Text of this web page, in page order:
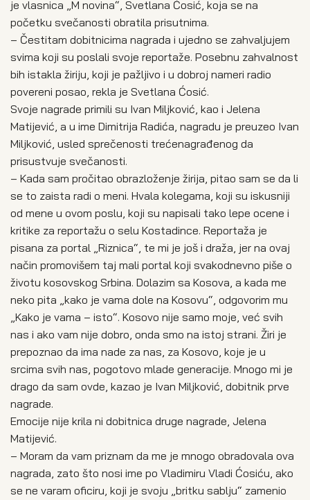
je vlasnica „M novina“, Svetlana Ćosić, koja se na
početku svečanosti obratila prisutnima.
– Čestitam dobitnicima nagrada i ujedno se zahvaljujem
svima koji su poslali svoje reportaže. Posebnu zahvalnost
bih istakla žiriju, koji je pažljivo i u dobroj nameri radio
povereni posao, rekla je Svetlana Ćosić.
Svoje nagrade primili su Ivan Miljković, kao i Jelena
Matijević, a u ime Dimitrija Radića, nagradu je preuzeo Ivan
Miljković, usled sprečenosti trećenagrađenog da
prisustvuje svečanosti.
– Kada sam pročitao obrazloženje žirija, pitao sam se da li
se to zaista radi o meni. Hvala kolegama, koji su iskusniji
od mene u ovom poslu, koji su napisali tako lepe ocene i
kritike za reportažu o selu Kostadince. Reportaža je
pisana za portal „Riznica“, te mi je još i draža, jer na ovaj
način promovišem taj mali portal koji svakodnevno piše o
životu kosovskog Srbina. Dolazim sa Kosova, a kada me
neko pita „kako je vama dole na Kosovu“, odgovorim mu
„Kako je vama – isto“. Kosovo nije samo moje, već svih
nas i ako vam nije dobro, onda smo na istoj strani. Žiri je
prepoznao da ima nade za nas, za Kosovo, koje je u
srcima svih nas, pogotovo mlade generacije. Mnogo mi je
drago da sam ovde, kazao je Ivan Miljković, dobitnik prve
nagrade.
Emocije nije krila ni dobitnica druge nagrade, Jelena
Matijević.
– Moram da vam priznam da me je mnogo obradovala ova
nagrada, zato što nosi ime po Vladimiru Vladi Ćosiću, ako
se ne varam oficiru, koji je svoju „britku sablju“ zamenio